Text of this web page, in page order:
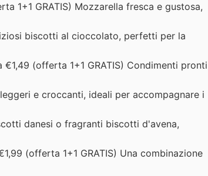
1+1 GRATIS) Mozzarella fresca e gustosa,
biscotti al cioccolato, perfetti per la
€1,49 (offerta 1+1 GRATIS) Condimenti pronti
e croccanti, ideali per accompagnare i
danesi o fragranti biscotti d'avena,
(offerta 1+1 GRATIS) Una combinazione